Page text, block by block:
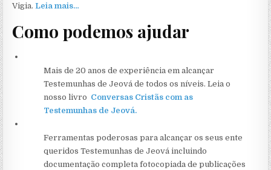
Vigia.Leia mais…
Como podemos ajudar
Mais de 20 anos de experiência em alcançar
Testemunhas de Jeová de todos os níveis. Leia o
nosso livro Conversas Cristãs com as
Testemunhas de Jeová.
Ferramentas poderosas para alcançar os seus ente
queridos Testemunhas de Jeová incluindo
documentação completa fotocopiada de publicações